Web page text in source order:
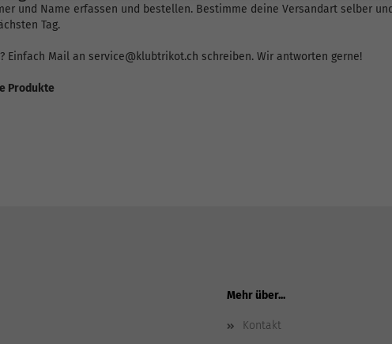
und Name erfassen und bestellen. Bestimme deine Versandart selber
Tag.
Einfach Mail an service@klubtrikot.ch schreiben. Wir antworten gerne!
Produkte
Mehr über...
Kontakt